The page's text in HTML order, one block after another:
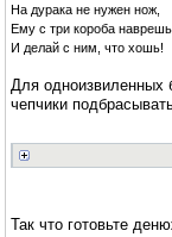
На дурака не нужен нож,
Ему с три короба
И делай с ним, что хошь!
Для одноизвиленных
чепчики
Так что готовьте